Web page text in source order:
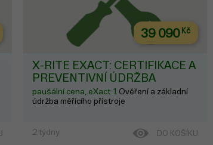
39 090Kč
X-RITE EXACT: CERTIFIKACE A
PREVENTIVNÍ ÚDRŽBA
paušální cena, eXact 1 Ověření a základní
údržba měřícího přístroje
2 týdny DO KOŠÍKU